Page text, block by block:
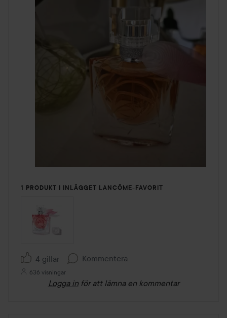
1 PRODUKT I INLÄGGET LANCÔME-FAVORIT
4 gillar Kommentera
636 visningar
Logga in för att lämna en kommentar